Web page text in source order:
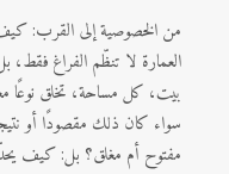
من الخصوصية إلى القرب: كيف
العمارة لا تنظّم الفراغ
بيت، كل مساحة، تخلق نوعًا
سواء كان ذلك مقصودًا أو
مفتوح أم مغلق؟ بل: كيف